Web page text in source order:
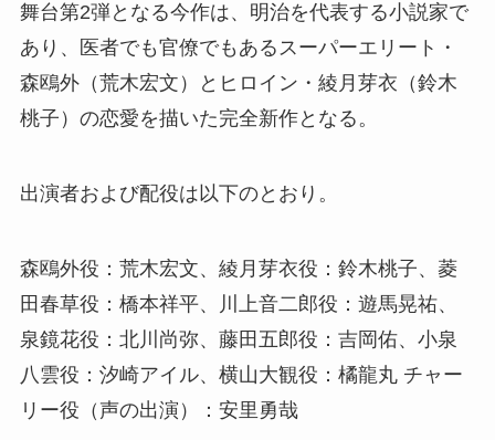
舞台第2弾となる今作は、明治を代表する小説家で
あり、医者でも官僚でもあるスーパーエリート・
森鴎外（荒木宏文）とヒロイン・綾月芽衣（鈴木
桃子）の恋愛を描いた完全新作となる。
出演者および配役は以下のとおり。
森鴎外役：荒木宏文、綾月芽衣役：鈴木桃子、菱
田春草役：橋本祥平、川上音二郎役：遊馬晃祐、
泉鏡花役：北川尚弥、藤田五郎役：吉岡佑、小泉
八雲役：汐崎アイル、横山大観役：橘龍丸 チャー
リー役（声の出演）：安里勇哉